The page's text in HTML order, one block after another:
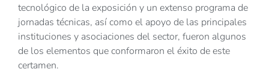
tecnológico de la exposición y un extenso programa de
jornadas técnicas, así como el apoyo de las principales
instituciones y asociaciones del sector, fueron algunos
de los elementos que conformaron el éxito de este
certamen.